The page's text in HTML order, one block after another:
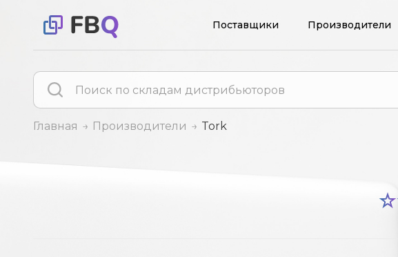
Поставщики Производители
Главная Производители Tork